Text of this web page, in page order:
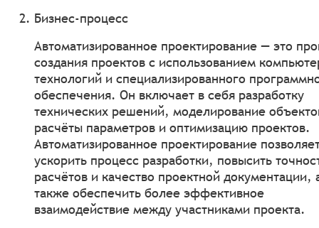
Бизнес-процесс
Автоматизированное проектирование — это
создания проектов с использованием
технологий и специализированного
обеспечения. Он включает в себя разработку
технических решений, моделирование
расчёты параметров и оптимизацию проектов.
Автоматизированное проектирование
ускорить процесс разработки, повысить
расчётов и качество проектной документации,
также обеспечить более эффективное
взаимодействие между участниками проекта.